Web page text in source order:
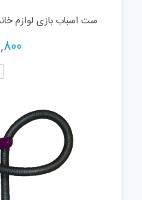
ست اسباب بازی لوازم